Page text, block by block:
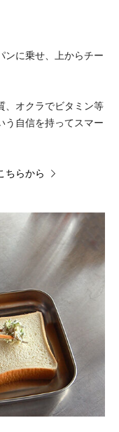
ンに乗せ、上からチー
、オクラでビタミン等
う自信を持ってスマー
ちらから